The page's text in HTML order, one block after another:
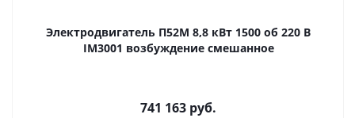
Электродвигатель П52М 8,8 кВт 1500 об 220 В
IM3001 возбуждение смешанное
741 163 руб.